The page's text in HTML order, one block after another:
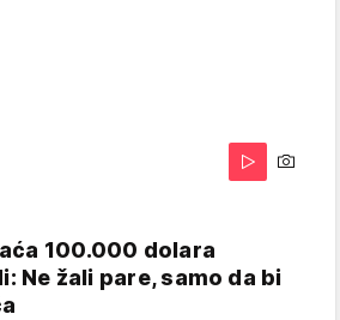
100.000 dolara
Ne žali pare, samo da bi